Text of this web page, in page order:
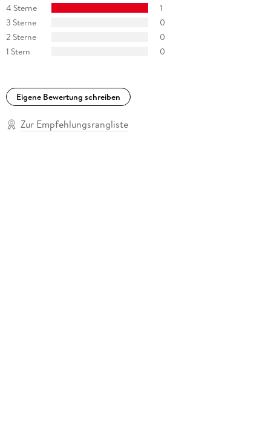
4 Sterne
1
3 Sterne
0
2 Sterne
0
1 Stern
0
Eigene Bewertung schreiben
Zur Empfehlungsrangliste